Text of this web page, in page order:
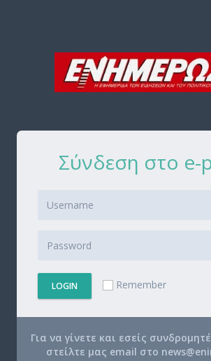
Σύνδεση στο e-
LOGIN Remember
Για να γίνετε και εσείς
στείλτε μας email στο